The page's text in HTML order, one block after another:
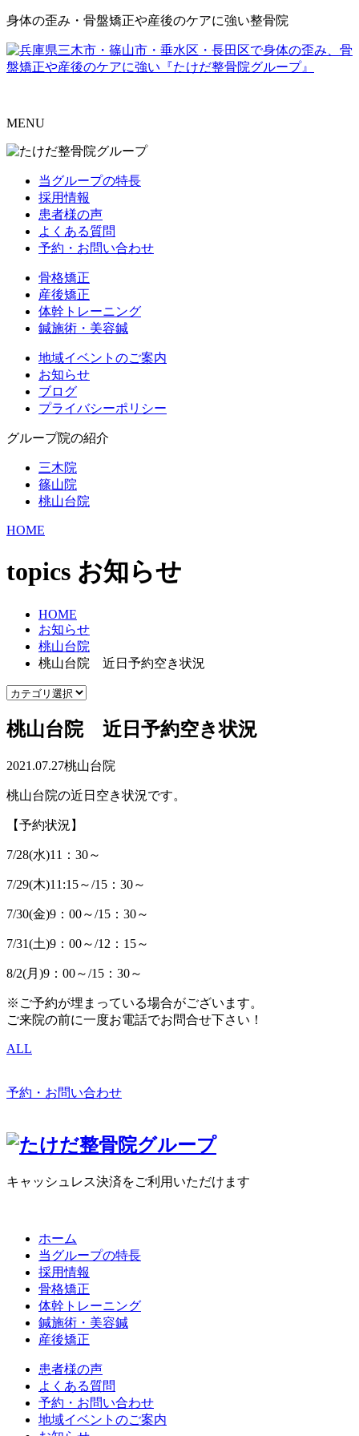
身体の歪み・骨盤矯正や産後のケアに強い整骨院
MENU
当グループの特長
採用情報
患者様の声
よくある質問
予約・お問い合わせ
骨格矯正
産後矯正
体幹トレーニング
鍼施術・美容鍼
地域イベントのご案内
お知らせ
ブログ
プライバシーポリシー
グループ院の紹介
三木院
篠山院
桃山台院
HOME
topics お知らせ
HOME
お知らせ
桃山台院
桃山台院 近日予約空き状況
桃山台院 近日予約空き状況
2021.07.27桃山台院
桃山台院の近日空き状況です。
【予約状況】
7/28(水)11：30～
7/29(木)11:15～/15：30～
7/30(金)9：00～/15：30～
7/31(土)9：00～/12：15～
8/2(月)9：00～/15：30～
※ご予約が埋まっている場合がございます。
ご来院の前に一度お電話でお問合せ下さい！
ALL
予約・お問い合わせ
キャッシュレス決済をご利用いただけます
ホーム
当グループの特長
採用情報
骨格矯正
体幹トレーニング
鍼施術・美容鍼
産後矯正
患者様の声
よくある質問
予約・お問い合わせ
地域イベントのご案内